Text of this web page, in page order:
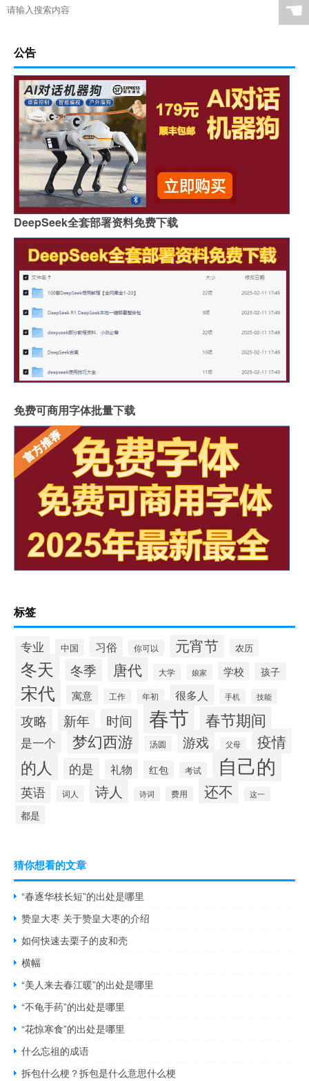
☚
公告
DeepSeek全套部署资料免费下载
免费可商用字体批量下载
标签
专业 中国 习俗 你可以 元宵节 农历
冬天 冬季 唐代 大学 娘家 学校 孩子
宋代 寓意 工作 年初 很多人 手机 技能
攻略 新年 时间 春节 春节期间
是一个 梦幻西游 汤圆 游戏 父母 疫情
的人 的是 礼物 红包 考试 自己的
英语 词人 诗人 诗词 费用 还不 这一
都是
猜你想看的文章
“春逐华枝长短”的出处是哪里
赞皇大枣 关于赞皇大枣的介绍
如何快速去栗子的皮和壳
横幅
“美人来去春江暖”的出处是哪里
“不龟手药”的出处是哪里
“花惊寒食”的出处是哪里
什么忘祖的成语
拆包什么梗？拆包是什么意思什么梗